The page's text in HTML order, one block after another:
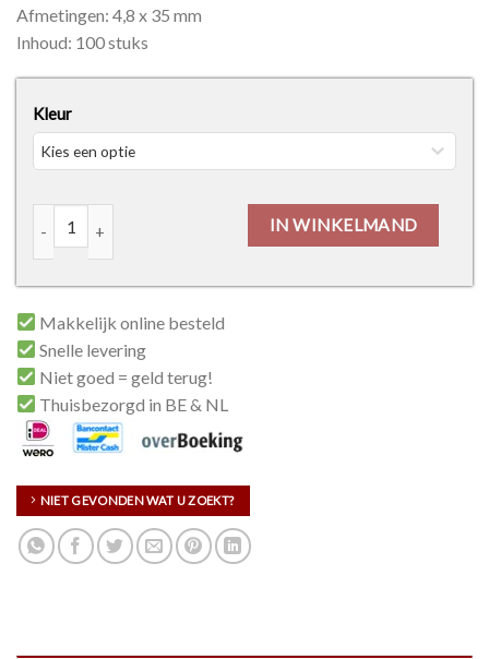
Afmetingen: 4,8 x 35 mm
Inhoud: 100 stuks
Kleur
IN WINKELMAND
Zelfborende schroeven voor dakpanplaten (gelakt) aantal
Makkelijk online besteld
Snelle levering
Niet goed = geld terug!
Thuisbezorgd in BE & NL
NIET GEVONDEN WAT U ZOEKT?